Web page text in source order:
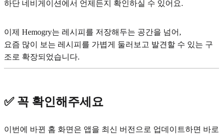
하단 네비게이션에서 언제든지 확인하실 수 있어요.
이제 Hemogry는 레시피를 저장해두는 공간을 넘어,
요즘 많이 보는 레시피를 가볍게 둘러보고 발견할 수 있는 구
조로 확장되었습니다.
✅ 꼭 확인해주세요
이번에 바뀐 홈 화면은 앱을 최신 버전으로 업데이트하면 바로